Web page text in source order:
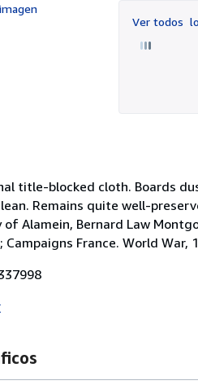
Ver todos
title-blocked cloth. Boards
Remains quite well-
Alamein, Bernard Law
France. World War,